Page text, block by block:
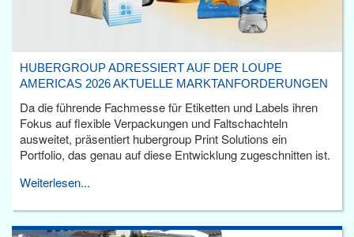
HUBERGROUP ADRESSIERT AUF DER LOUPE
AMERICAS 2026 AKTUELLE MARKTANFORDERUNGEN
Da die führende Fachmesse für Etiketten und Labels ihren
Fokus auf flexible Verpackungen und Faltschachteln
ausweitet, präsentiert hubergroup Print Solutions ein
Portfolio, das genau auf diese Entwicklung zugeschnitten ist.
Weiterlesen...